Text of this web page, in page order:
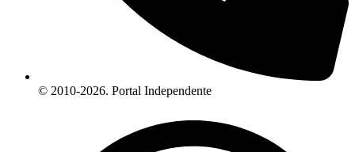
© 2010-2026. Portal Independente